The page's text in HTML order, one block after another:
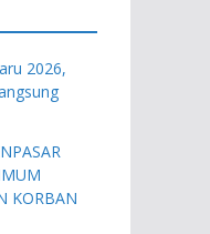
2026,
KORBAN